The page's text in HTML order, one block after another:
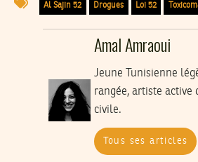
Al Sajin 52 Drogues Loi 52
Amal Amraoui
Jeune Tunisienne
rangée, artiste active
civile.
Tous ses articles